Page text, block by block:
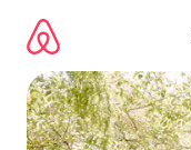
directement
contenu